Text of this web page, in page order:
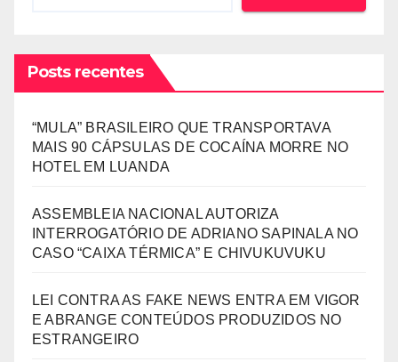
Posts recentes
“MULA” BRASILEIRO QUE TRANSPORTAVA
MAIS 90 CÁPSULAS DE COCAÍNA MORRE NO
HOTEL EM LUANDA
ASSEMBLEIA NACIONAL AUTORIZA
INTERROGATÓRIO DE ADRIANO SAPINALA NO
CASO “CAIXA TÉRMICA” E CHIVUKUVUKU
LEI CONTRA AS FAKE NEWS ENTRA EM VIGOR
E ABRANGE CONTEÚDOS PRODUZIDOS NO
ESTRANGEIRO